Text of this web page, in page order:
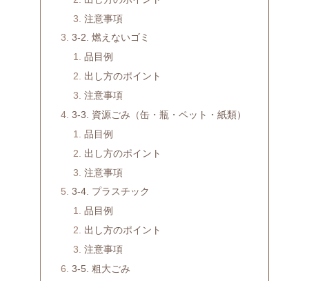
注意事項
3-2. 燃えないゴミ
品目例
出し方のポイント
注意事項
3-3. 資源ごみ（缶・瓶・ペット・紙類）
品目例
出し方のポイント
注意事項
3-4. プラスチック
品目例
出し方のポイント
注意事項
3-5. 粗大ごみ